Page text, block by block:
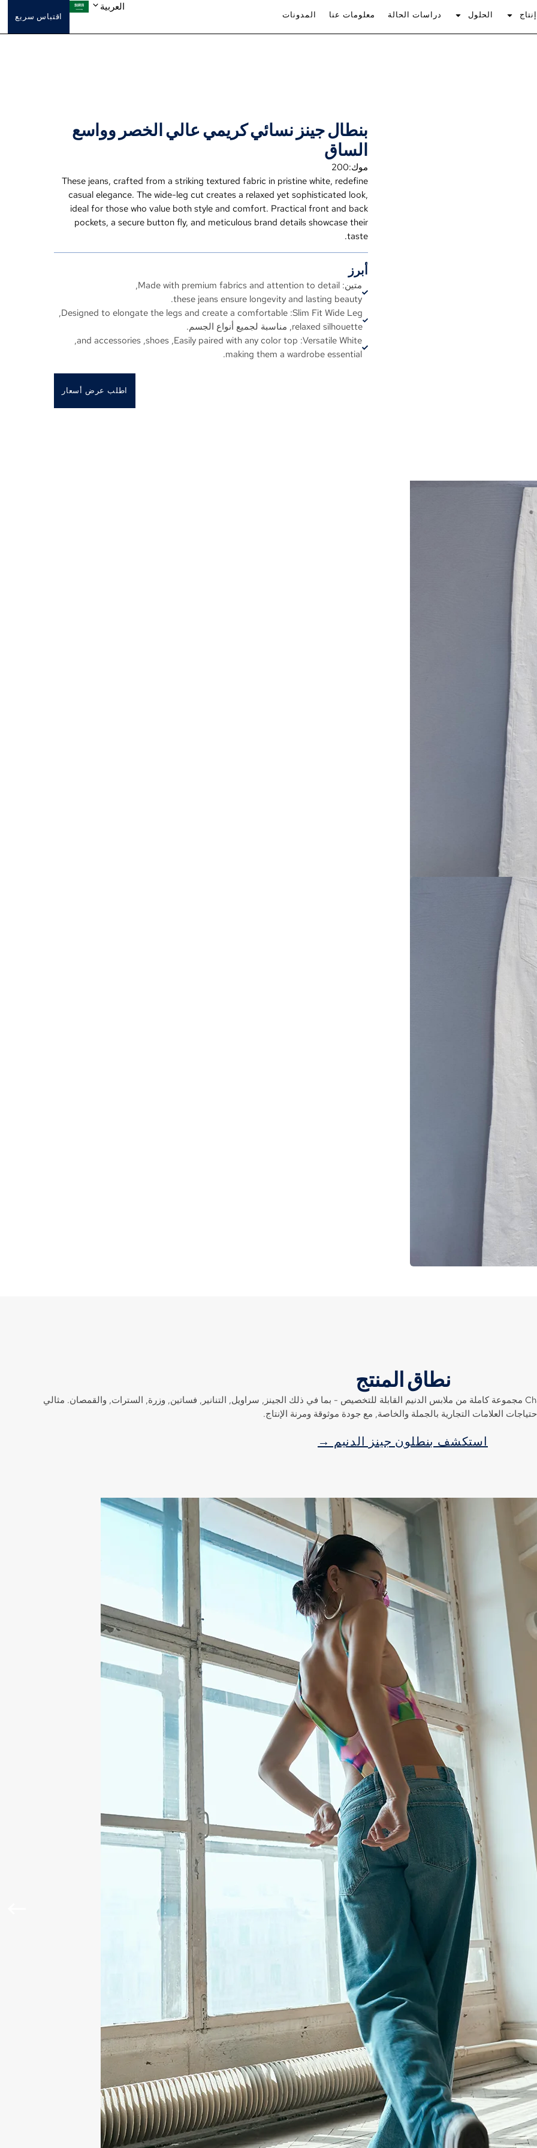
إنتاج الحلول دراسات الحالة معلومات عنا المدونات اقتباس سريع
العربية
بنطال جينز نسائي كريمي عالي الخصر وواسع
الساق
موك:200
These jeans,crafted from a striking textured fabric in pristine white, redefine
casual elegance.The wide-leg cut creates a relaxed yet sophisticated look,
ideal for those who value both style and comfort. Practical front and back
pockets,a secure button fly,and meticulous brand details showcase their
taste
.
أبرز
متين:Made with premium fabrics and attention to detail
,
these jeans ensure longevity and lasting beauty
.
Slim Fit Wide Leg
:
Designed to elongate the legs and create a comfortable
,
relaxed silhouette, مناسبة لجميع أنواع الجسم.
Versatile White
:
Easily paired with any color top
,
shoes
,
and accessories
,
making them a wardrobe essential
.
اطلب عرض أسعار
نطاق المنتج
من الجينز الكلاسيكي إلى البلاشات المعاصرة, تقدم Changhong مجموعة كاملة من ملابس الدنيم القابلة للتخصيص - بما في ذلك الجينز, سراويل, التنانير, فساتين, وزرة, السترات, والقمصان. مثالي
العلامات التجارية بالجملة والخاصة, مع جودة موثوقة ومرنة الإنتاج.
استكشف بنطلون جينز الدنيم →